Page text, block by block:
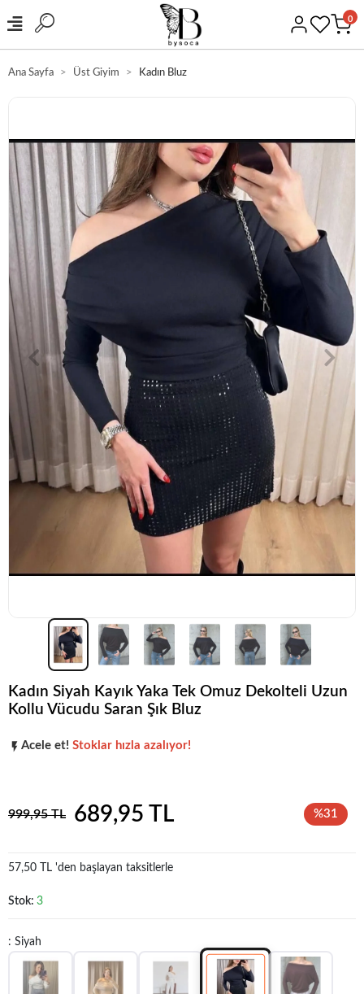
0
Ana Sayfa Üst Giyim Kadın Bluz
Kadın Siyah Kayık Yaka Tek Omuz Dekolteli Uzun
Kollu Vücudu Saran Şık Bluz
Koleksiyonunen sevilenparçalarından biri.
Acele et! Stoklar hızla azalıyor!
999,95 TL 689,95 TL %31
57,50 TL 'den başlayan taksitlerle
Stok: 3
: Siyah